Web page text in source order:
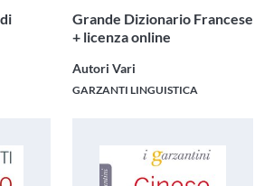
Grande Dizionario Francese
+ licenza online
Autori Vari
GARZANTI LINGUISTICA